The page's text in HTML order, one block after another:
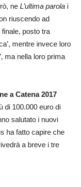
ne L’ultima parola i
riuscendo ad
posto tra
mentre invece loro
ma nella loro prima
a Catena 2017
di 100.000 euro di
salutato i nuovi
ha fatto capire che
a breve i tre